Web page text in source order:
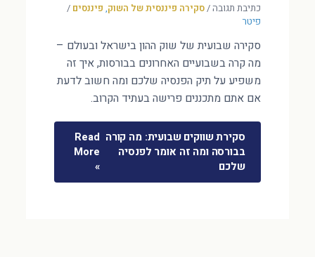
כתיבת תגובה/סקירה פיננסית של השוק, פיננסים /
פיטר
סקירה שבועית של שוק ההון בישראל ובעולם –
מה קרה בשבועיים האחרונים בבורסות, איך זה
משפיע על תיק הפנסיה שלכם ומה חשוב לדעת
אם אתם מתכננים פרישה בעתיד הקרוב.
סקירת שווקים שבועית: מה קורה
בבורסה ומה זה אומר לפנסיה
שלכם
Read
More
»